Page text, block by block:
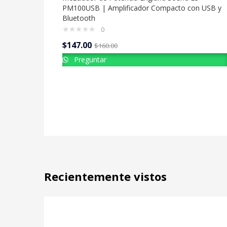
PM100USB | Amplificador Compacto con USB y
Bluetooth
0
$147.00 $160.00
Preguntar
Recientemente vistos